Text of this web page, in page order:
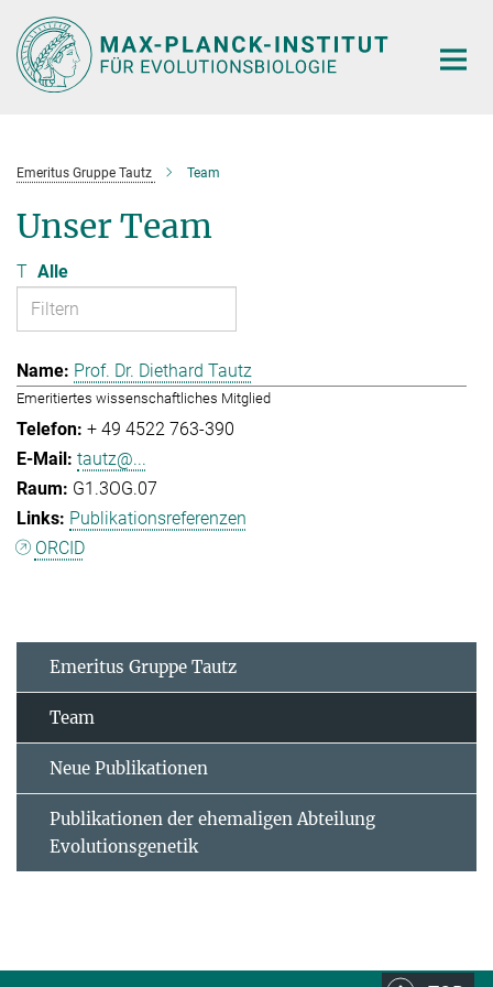
Hauptinhalt
Emeritus Gruppe Tautz Team
Unser Team
T Alle
Prof. Dr. Diethard Tautz
Emeritiertes wissenschaftliches Mitglied
+ 49 4522 763-390
tautz@...
G1.3OG.07
Publikationsreferenzen
ORCID
Emeritus Gruppe Tautz
Team
Neue Publikationen
Publikationen der ehemaligen Abteilung
Evolutionsgenetik